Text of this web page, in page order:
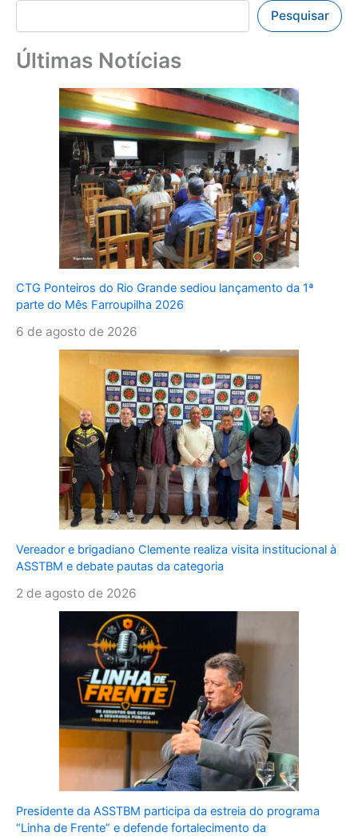
Pesquisar
Últimas Notícias
CTG Ponteiros do Rio Grande sediou lançamento da 1ª
parte do Mês Farroupilha 2026
6 de agosto de 2026
Vereador e brigadiano Clemente realiza visita institucional à
ASSTBM e debate pautas da categoria
2 de agosto de 2026
Presidente da ASSTBM participa da estreia do programa
“Linha de Frente” e defende fortalecimento da